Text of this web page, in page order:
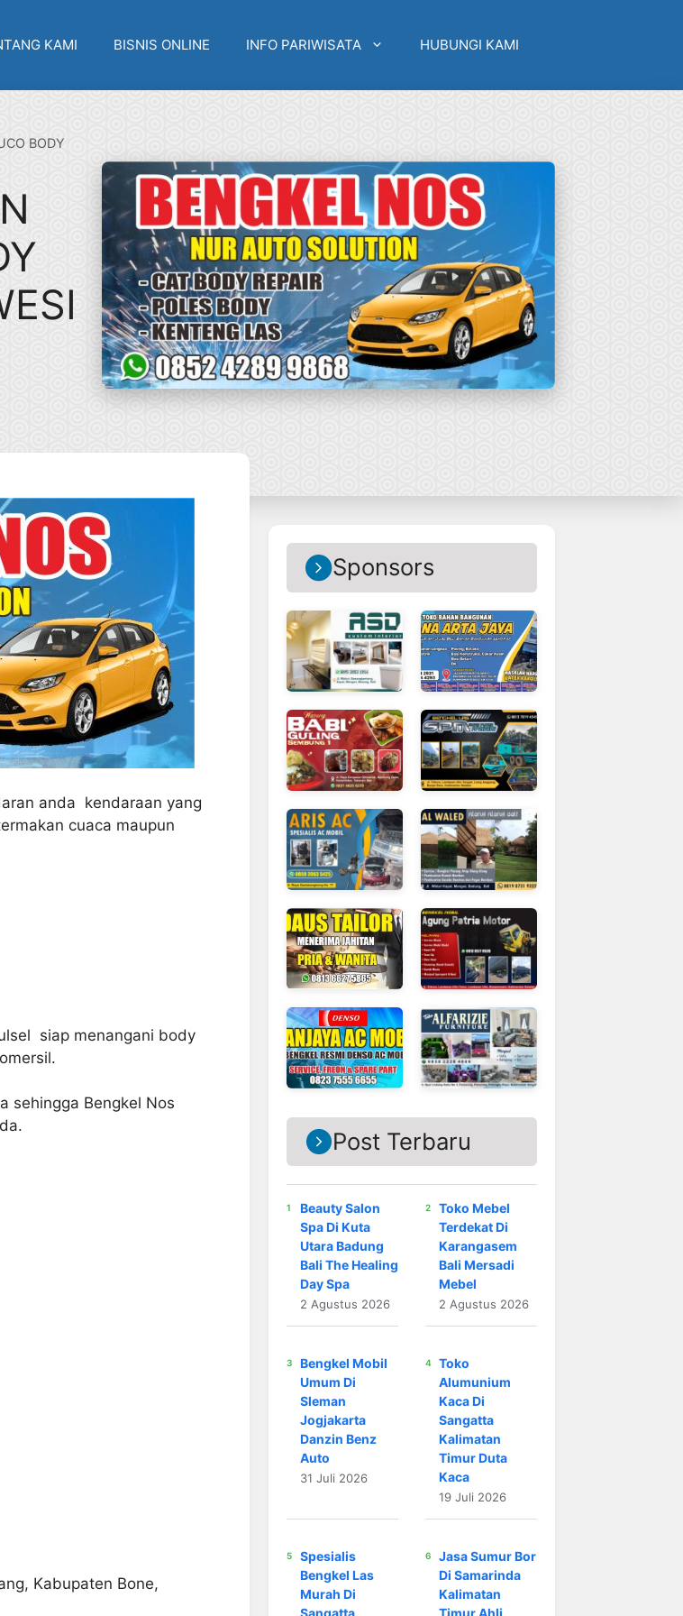
KAMI BISNIS ONLINE INFO PARIWISATA HUBUNGI KAMI
BODY
anda kendaraan yang
cuaca maupun
siap menangani body
sehingga Bengkel Nos
Kabupaten Bone,
Sponsors
Post Terbaru
Beauty Salon
Spa Di Kuta
Utara Badung
Bali The Healing
Day Spa
2 Agustus 2026
Toko Mebel
Terdekat Di
Karangasem
Bali Mersadi
Mebel
2 Agustus 2026
Bengkel Mobil
Umum Di
Sleman
Jogjakarta
Danzin Benz
Auto
31 Juli 2026
Toko
Alumunium
Kaca Di
Sangatta
Kalimatan
Timur Duta
Kaca
19 Juli 2026
Spesialis
Bengkel Las
Murah Di
Jasa Sumur Bor
Di Samarinda
Kalimatan